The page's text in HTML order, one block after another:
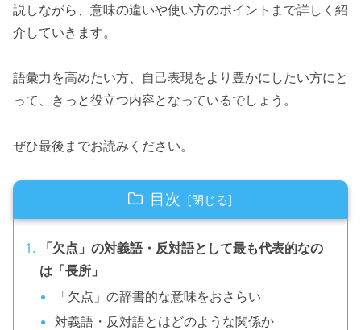
説しながら、意味の違いや使い方のポイントまで詳しく紹
介していきます。
語彙力を高めたい方、自己表現をより豊かにしたい方にと
って、きっと役立つ内容となっているでしょう。
ぜひ最後までお読みください。
目次
「欠点」の対義語・反対語として最も代表的なの
は「長所」
「欠点」の辞書的な意味をおさらい
対義語・反対語とはどのような関係か